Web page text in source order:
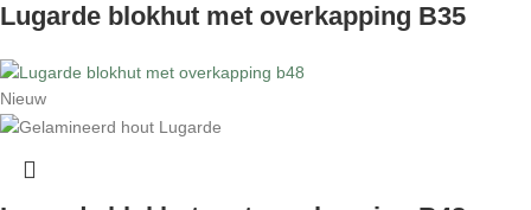
Lugarde blokhut met overkapping B35
Nieuw